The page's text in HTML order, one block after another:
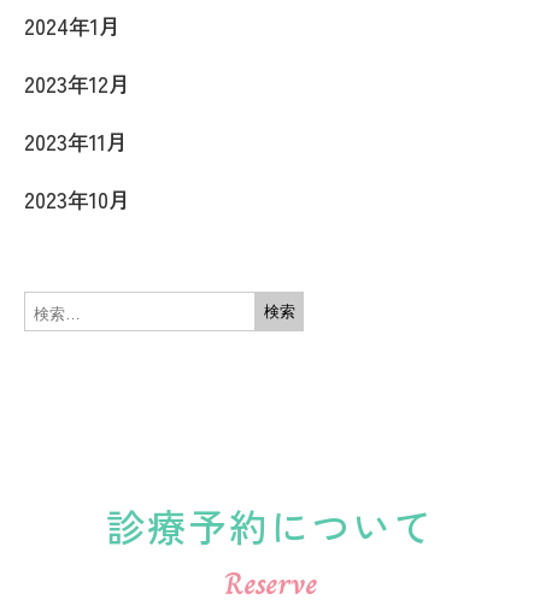
2024年1月
2023年12月
2023年11月
2023年10月
診療予約について
Reserve